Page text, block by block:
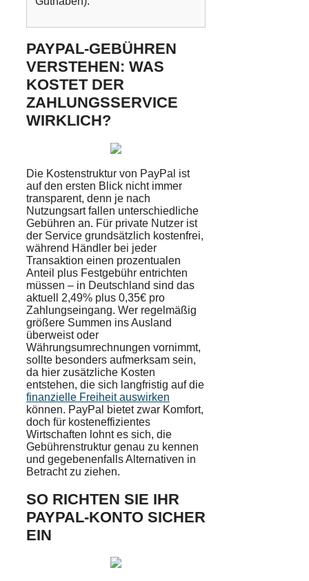
PAYPAL-GEBÜHREN
VERSTEHEN: WAS
KOSTET DER
ZAHLUNGSSERVICE
WIRKLICH?
Die Kostenstruktur von PayPal ist
auf den ersten Blick nicht immer
transparent, denn je nach
Nutzungsart fallen unterschiedliche
Gebühren an. Für private Nutzer ist
der Service grundsätzlich kostenfrei,
während Händler bei jeder
Transaktion einen prozentualen
Anteil plus Festgebühr entrichten
müssen – in Deutschland sind das
aktuell 2,49% plus 0,35€ pro
Zahlungseingang. Wer regelmäßig
größere Summen ins Ausland
überweist oder
Währungsumrechnungen vornimmt,
sollte besonders aufmerksam sein,
da hier zusätzliche Kosten
entstehen, die sich langfristig auf die
finanzielle Freiheit auswirken
können. PayPal bietet zwar Komfort,
doch für kosteneffizientes
Wirtschaften lohnt es sich, die
Gebührenstruktur genau zu kennen
und gegebenenfalls Alternativen in
Betracht zu ziehen.
SO RICHTEN SIE IHR
PAYPAL-KONTO SICHER
EIN